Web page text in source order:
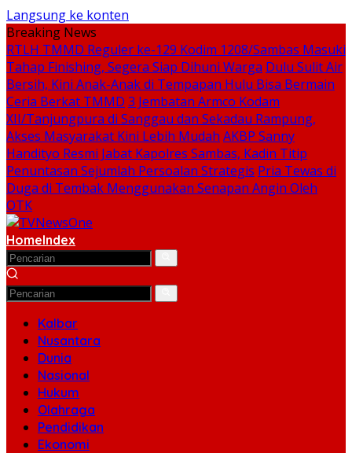
Langsung ke konten
Breaking News
RTLH TMMD Reguler ke-129 Kodim 1208/Sambas Masuki
Tahap Finishing, Segera Siap Dihuni Warga Dulu Sulit Air
Bersih, Kini Anak-Anak di Tempapan Hulu Bisa Bermain
Ceria Berkat TMMD 3 Jembatan Armco Kodam
XII/Tanjungpura di Sanggau dan Sekadau Rampung,
Akses Masyarakat Kini Lebih Mudah AKBP Sanny
Handityo Resmi Jabat Kapolres Sambas, Kadin Titip
Penuntasan Sejumlah Persoalan Strategis Pria Tewas di
Duga di Tembak Menggunakan Senapan Angin Oleh
OTK
HomeIndex
Kalbar
Nusantara
Dunia
Nasional
Hukum
Olahraga
Pendidikan
Ekonomi